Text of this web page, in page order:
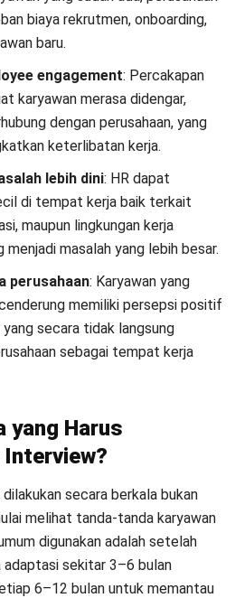
Interview?
secara berkala bukan
melihat tanda-tanda karyawan
digunakan adalah setelah
sekitar 3–6 bulan
mereka.
oleh atasan langsung atau HR di
biasanya lebih memahami
sedangkan HR berperan
hasil percakapan
yang lebih luas. Kombinasi
hasil yang lebih menyeluruh bagi
Interview yang